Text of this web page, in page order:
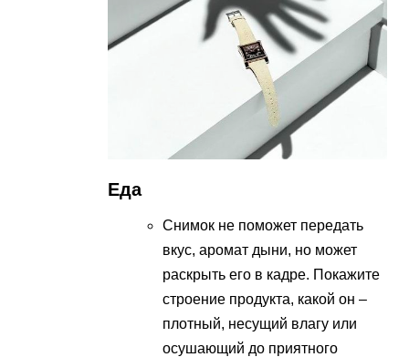
Еда
Снимок не поможет передать
вкус, аромат дыни, но может
раскрыть его в кадре. Покажите
строение продукта, какой он –
плотный, несущий влагу или
осушающий до приятного